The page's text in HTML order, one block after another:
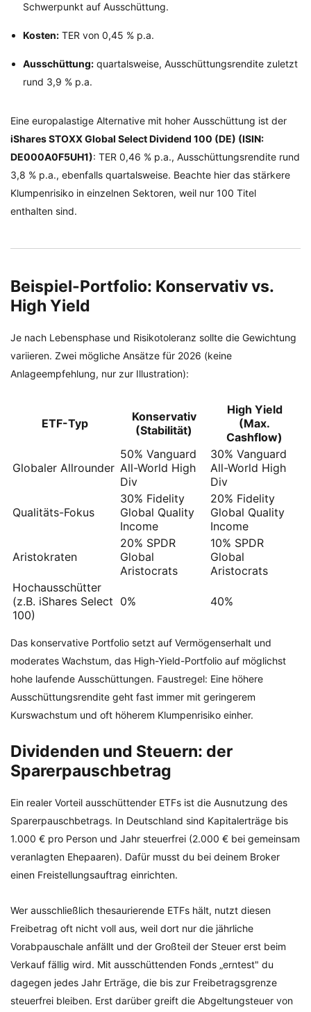
Schwerpunkt auf Ausschüttung.
Kosten: TER von 0,45 % p.a.
Ausschüttung: quartalsweise, Ausschüttungsrendite zuletzt
rund 3,9 % p.a.
Eine europalastige Alternative mit hoher Ausschüttung ist der
iShares STOXX Global Select Dividend 100 (DE) (ISIN:
DE000A0F5UH1): TER 0,46 % p.a., Ausschüttungsrendite rund
3,8 % p.a., ebenfalls quartalsweise. Beachte hier das stärkere
Klumpenrisiko in einzelnen Sektoren, weil nur 100 Titel
enthalten sind.
Beispiel-Portfolio: Konservativ vs.
High Yield
Je nach Lebensphase und Risikotoleranz sollte die Gewichtung
variieren. Zwei mögliche Ansätze für 2026 (keine
Anlageempfehlung, nur zur Illustration):
ETF-Typ
Konservativ
(Stabilität)
High Yield
(Max.
Cashflow)
Globaler Allrounder
50% Vanguard
All-World High
Div
30% Vanguard
All-World High
Div
Qualitäts-Fokus
30% Fidelity
Global Quality
Income
20% Fidelity
Global Quality
Income
Aristokraten
20% SPDR
Global
Aristocrats
10% SPDR
Global
Aristocrats
Hochausschütter
(z.B. iShares Select
100)
0% 40%
Das konservative Portfolio setzt auf Vermögenserhalt und
moderates Wachstum, das High-Yield-Portfolio auf möglichst
hohe laufende Ausschüttungen. Faustregel: Eine höhere
Ausschüttungsrendite geht fast immer mit geringerem
Kurswachstum und oft höherem Klumpenrisiko einher.
Dividenden und Steuern: der
Sparerpauschbetrag
Ein realer Vorteil ausschüttender ETFs ist die Ausnutzung des
Sparerpauschbetrags. In Deutschland sind Kapitalerträge bis
1.000 € pro Person und Jahr steuerfrei (2.000 € bei gemeinsam
veranlagten Ehepaaren). Dafür musst du bei deinem Broker
einen Freistellungsauftrag einrichten.
Wer ausschließlich thesaurierende ETFs hält, nutzt diesen
Freibetrag oft nicht voll aus, weil dort nur die jährliche
Vorabpauschale anfällt und der Großteil der Steuer erst beim
Verkauf fällig wird. Mit ausschüttenden Fonds „erntest" du
dagegen jedes Jahr Erträge, die bis zur Freibetragsgrenze
steuerfrei bleiben. Erst darüber greift die Abgeltungsteuer von